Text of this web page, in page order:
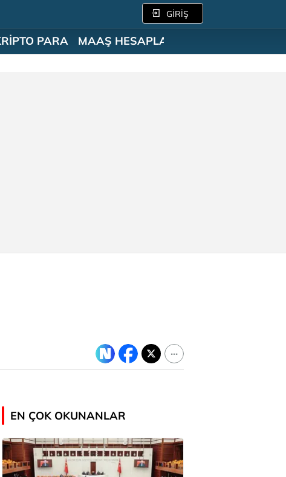
GİRİŞ
PARA MAAŞ HESAPLAMA
EN ÇOK OKUNANLAR